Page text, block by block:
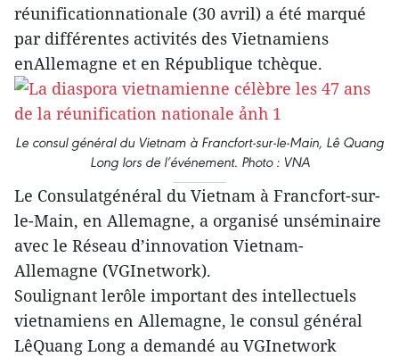
réunificationnationale (30 avril) a été marqué
par différentes activités des Vietnamiens
enAllemagne et en République tchèque.
Le consul général du Vietnam à Francfort-sur-le-Main, Lê Quang
Long lors de l’événement. Photo : VNA
Le Consulatgénéral du Vietnam à Francfort-sur-
le-Main, en Allemagne, a organisé unséminaire
avec le Réseau d’innovation Vietnam-
Allemagne (VGInetwork).
Soulignant lerôle important des intellectuels
vietnamiens en Allemagne, le consul général
LêQuang Long a demandé au VGInetwork